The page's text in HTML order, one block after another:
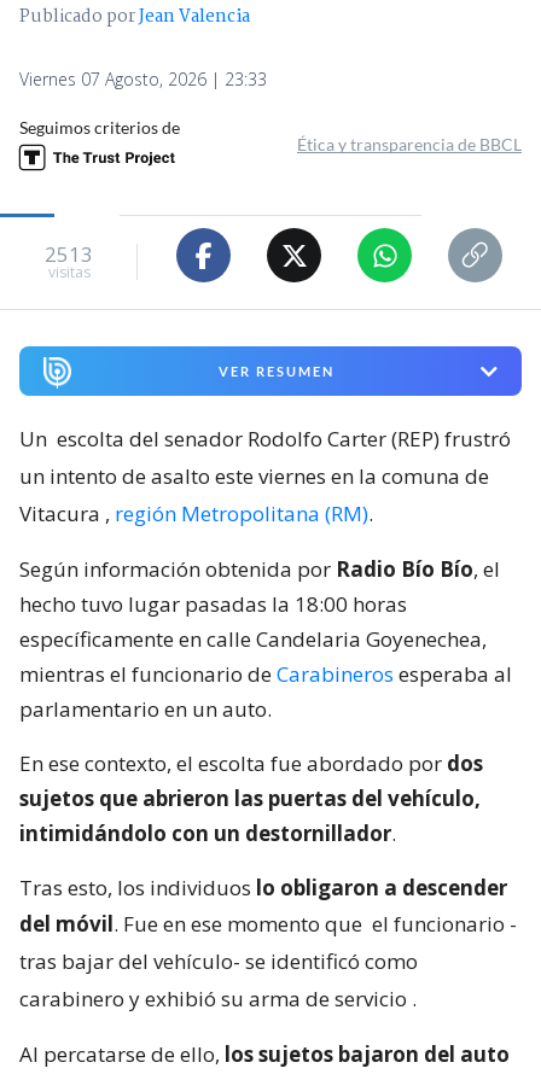
Publicado porJean Valencia
Viernes 07 Agosto, 2026 | 23:33
Seguimos criterios de
Ética y transparencia de BBCL
2513
visitas
VER RESUMEN
Un escolta del senador Rodolfo Carter (REP) frustró
un intento de asalto este viernes en la comuna de
Vitacura , región Metropolitana (RM).
Según información obtenida por Radio Bío Bío, el
hecho tuvo lugar pasadas la 18:00 horas
específicamente en calle Candelaria Goyenechea,
mientras el funcionario deCarabineros esperaba al
parlamentario en un auto.
En ese contexto, el escolta fue abordado por dos
sujetos que abrieron las puertas del vehículo,
intimidándolo con un destornillador.
Tras esto, los individuos lo obligaron a descender
del móvil. Fue en ese momento que el funcionario -
tras bajar del vehículo- se identificó como
carabinero y exhibió su arma de servicio .
Al percatarse de ello, los sujetos bajaron del auto